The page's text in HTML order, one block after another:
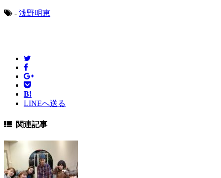
- 浅野明恵
B!
LINEへ送る
関連記事